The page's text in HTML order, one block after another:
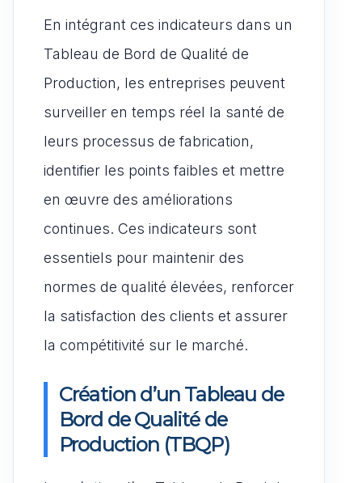
En intégrant ces indicateurs dans un
Tableau de Bord de Qualité de
Production, les entreprises peuvent
surveiller en temps réel la santé de
leurs processus de fabrication,
identifier les points faibles et mettre
en œuvre des améliorations
continues. Ces indicateurs sont
essentiels pour maintenir des
normes de qualité élevées, renforcer
la satisfaction des clients et assurer
la compétitivité sur le marché.
Création d’un Tableau de
Bord de Qualité de
Production (TBQP)